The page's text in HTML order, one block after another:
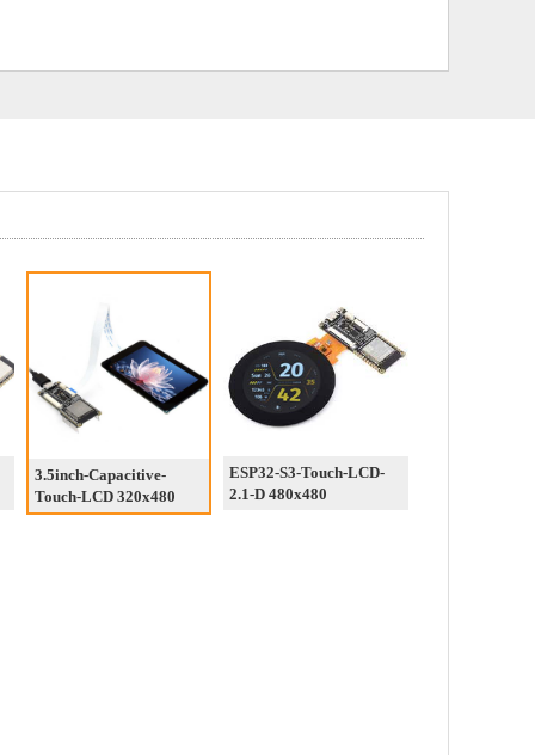
3.5inch-Capacitive-
Touch-LCD 320x480
ESP32-S3-Touch-LCD-
2.1-D 480x480